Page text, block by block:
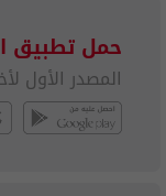
حمل تطبيق
المصدر الأول